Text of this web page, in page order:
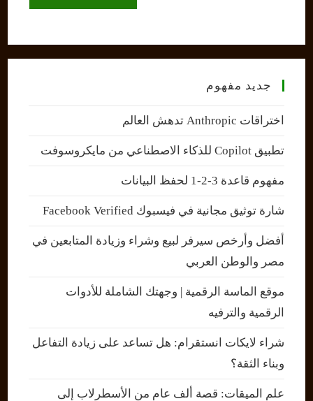
جديد مفهوم
اختراقات Anthropic تدهش العالم
تطبيق Copilot للذكاء الاصطناعي من مايكروسوفت
مفهوم قاعدة 3-2-1 لحفظ البيانات
شارة توثيق مجانية في فيسبوك Facebook Verified
أفضل وأرخص سيرفر لبيع وشراء وزيادة المتابعين في
مصر والوطن العربي
موقع الماسة الرقمية | وجهتك الشاملة للأدوات
الرقمية والترفيه
شراء لايكات انستقرام: هل تساعد على زيادة التفاعل
وبناء الثقة؟
علم الميقات: قصة ألف عام من الأسطرلاب إلى